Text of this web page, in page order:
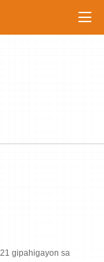

gipahigayon sa